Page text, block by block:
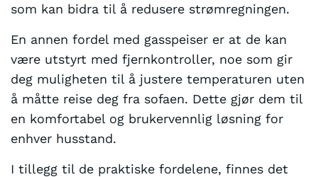
som kan bidra til å redusere strømregningen.
En annen fordel med gasspeiser er at de kan
være utstyrt med fjernkontroller, noe som gir
deg muligheten til å justere temperaturen uten
å måtte reise deg fra sofaen. Dette gjør dem til
en komfortabel og brukervennlig løsning for
enhver husstand.
I tillegg til de praktiske fordelene, finnes det